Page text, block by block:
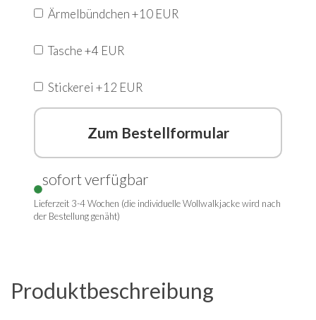
Ärmelbündchen +10 EUR
Tasche +4 EUR
Stickerei +12 EUR
Zum Bestellformular
sofort verfügbar
Lieferzeit 3-4 Wochen (die individuelle Wollwalkjacke wird nach
der Bestellung genäht)
Produktbeschreibung